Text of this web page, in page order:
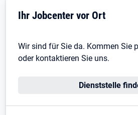
Ihr Jobcenter vor Ort
Wir sind für Sie da. Kommen Sie
oder kontaktieren Sie uns.
Dienststelle